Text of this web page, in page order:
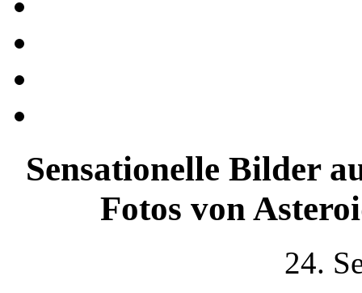
Sensationelle Bilder
Fotos von
24.